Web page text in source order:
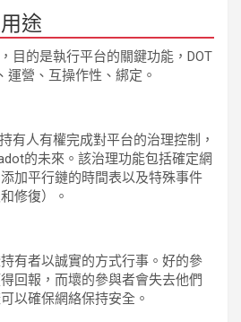
途
目的是執行平台的關鍵功能，DOT
運營、互操作性、綁定。
有人有權完成對平台的治理控制，
的未來。該治理功能包括確定網
加平行鏈的時間表以及特殊事件
修復）。
有者以誠實的方式行事。好的參
回報，而壞的參與者會失去他們
以確保網絡保持安全。